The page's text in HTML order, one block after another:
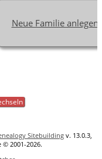
Neue Familie anlegen
Sitebuilding v. 13.0.3,
2001-2026.